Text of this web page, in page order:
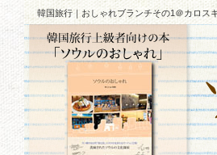
韓国旅行｜おしゃれブランチその1＠カロス